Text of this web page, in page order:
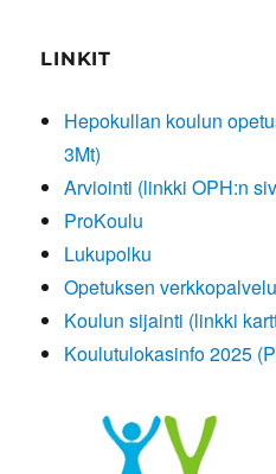
LINKIT
Hepokullan koulun
3Mt)
Arviointi (linkki OPH:n
ProKoulu
Lukupolku
Opetuksen
Koulun sijainti (linkki
Koulutulokasinfo 2025